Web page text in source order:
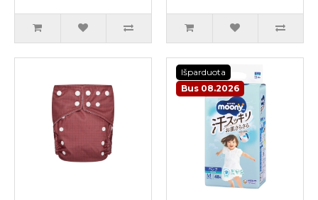
Išparduota
Bus 08.2026